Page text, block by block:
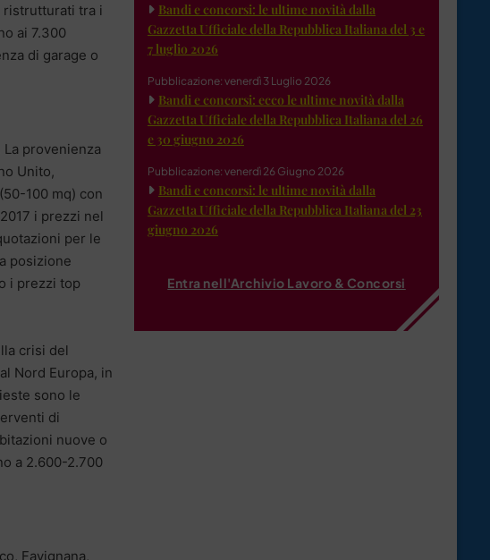
ristrutturati tra i
ai 7.300
di garage o
provenienza
Unito,
100 mq) con
i prezzi nel
per le
posizione
i prezzi top
crisi del
Nord Europa, in
sono le
di
nuove o
a 2.600-2.700
Favignana,
Bandi e concorsi: le ultime novità dalla
Gazzetta Ufficiale della Repubblica Italiana del 3 e
7 luglio 2026
Pubblicazione: venerdì 3 Luglio 2026
Bandi e concorsi: ecco le ultime novità dalla
Gazzetta Ufficiale della Repubblica Italiana del 26
e 30 giugno 2026
Pubblicazione: venerdì 26 Giugno 2026
Bandi e concorsi: le ultime novità dalla
Gazzetta Ufficiale della Repubblica Italiana del 23
giugno 2026
Entra nell'Archivio Lavoro & Concorsi